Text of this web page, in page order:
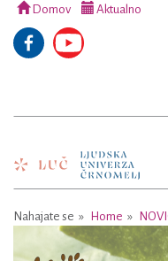
Domov Aktualno
Nahajate se Home
Previous